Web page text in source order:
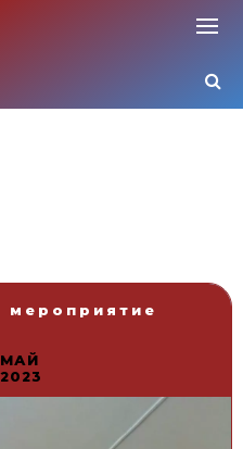
мероприятие
МАЙ
2023